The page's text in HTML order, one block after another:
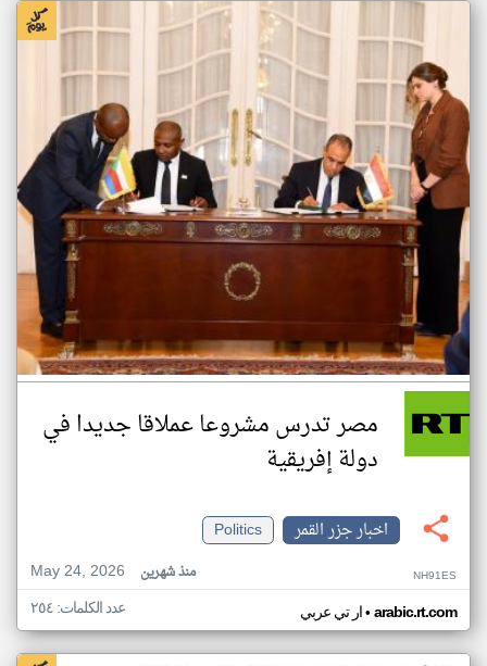
مصر تدرس مشروعا عملاقا جديدا في
دولة إفريقية
اخبار جزر القمر
Politics
May 24, 2026
منذ شهرين NH91ES
ار تي عربي• arabic.rt.com عدد الكلمات: ٢٥٤